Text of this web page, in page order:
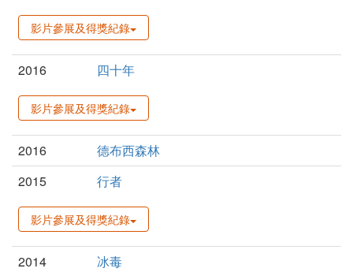
影片參展及得獎紀錄
2016 四十年
影片參展及得獎紀錄
2016
德布西森林
2015
行者
影片參展及得獎紀錄
2014 冰毒